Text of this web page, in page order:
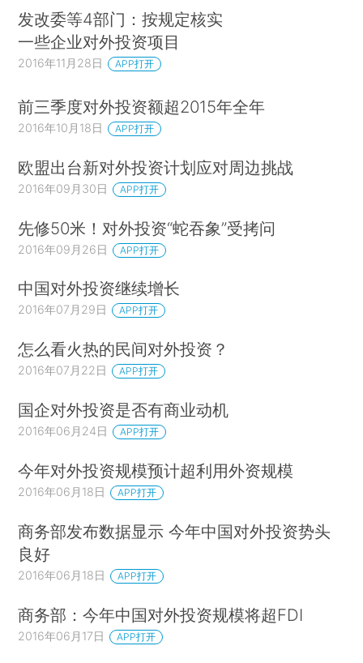
发改委等4部门：按规定核实
一些企业对外投资项目
2016年11月28日 APP打开
前三季度对外投资额超2015年全年
2016年10月18日 APP打开
欧盟出台新对外投资计划应对周边挑战
2016年09月30日 APP打开
先修50米！对外投资“蛇吞象”受拷问
2016年09月26日 APP打开
中国对外投资继续增长
2016年07月29日 APP打开
怎么看火热的民间对外投资？
2016年07月22日 APP打开
国企对外投资是否有商业动机
2016年06月24日 APP打开
今年对外投资规模预计超利用外资规模
2016年06月18日 APP打开
商务部发布数据显示 今年中国对外投资势头
良好
2016年06月18日 APP打开
商务部：今年中国对外投资规模将超FDI
2016年06月17日 APP打开